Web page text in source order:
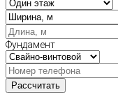
Фундамент